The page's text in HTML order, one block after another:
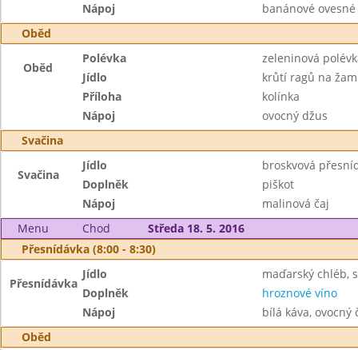
Nápoj
banánové
Oběd
Oběd
Polévka
zeleninová
Jídlo
krůtí ragů na
Příloha
kolínka
Nápoj
ovocný džus
Svačina
Svačina
Jídlo
broskvová
Doplněk
piškot
Nápoj
malinová čaj
Menu
Chod
Středa 18. 5. 2016
Přesnídávka (8:00 - 8:30)
Přesnídávka
Jídlo
maďarský chléb,
Doplněk
hroznové víno
Nápoj
bílá káva, ovocný
Oběd